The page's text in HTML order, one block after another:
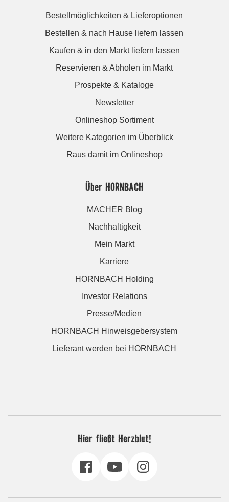
Bestellmöglichkeiten & Lieferoptionen
Bestellen & nach Hause liefern lassen
Kaufen & in den Markt liefern lassen
Reservieren & Abholen im Markt
Prospekte & Kataloge
Newsletter
Onlineshop Sortiment
Weitere Kategorien im Überblick
Raus damit im Onlineshop
Über HORNBACH
MACHER Blog
Nachhaltigkeit
Mein Markt
Karriere
HORNBACH Holding
Investor Relations
Presse/Medien
HORNBACH Hinweisgebersystem
Lieferant werden bei HORNBACH
Hier fließt Herzblut!